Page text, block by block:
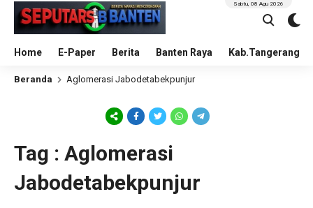
Home E-Paper Berita Banten Raya Kab.Tangerang
Sabtu, 08 Agu 2026
Beranda Aglomerasi Jabodetabekpunjur
Tag : Aglomerasi
Jabodetabekpunjur